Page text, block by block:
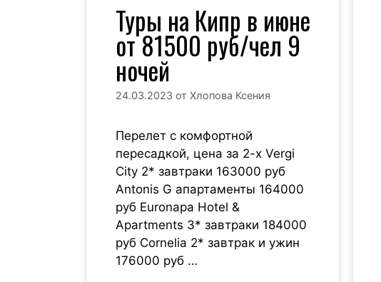
Туры на Кипр в июне
от 81500 руб/чел 9
ночей
24.03.2023 от Хлопова Ксения
Перелет с комфортной
пересадкой, цена за 2-х Vergi
City 2* завтраки 163000 руб
Antonis G апартаменты 164000
руб Euronapa Hotel &
Apartments 3* завтраки 184000
руб Cornelia 2* завтрак и ужин
176000 руб …